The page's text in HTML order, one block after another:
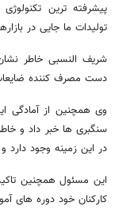
پیشرفته ترین
تولیدات ما جایی در
دست مصرف کننده
وی همچنین از آمادگی
سنگبری ها خبر داد و
در این زمینه وجود
این مسئول همچنین
کارکنان خود دوره های